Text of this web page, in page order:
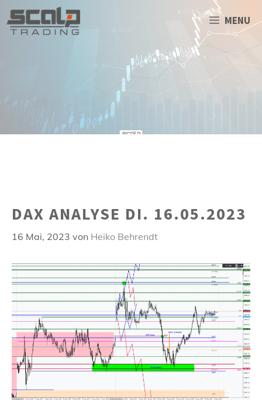
Inhalt
springen
MENU
DAX ANALYSE DI. 16.05.2023
16 Mai, 2023 von Heiko Behrendt